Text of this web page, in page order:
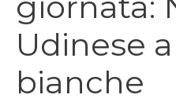
Udinese
bianche